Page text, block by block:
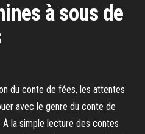
à sous de
du conte de fées, les attentes
avec le genre du conte de
la simple lecture des contes